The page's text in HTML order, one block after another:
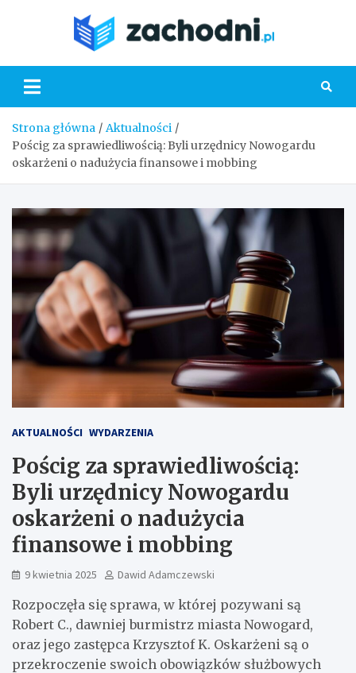
Strona główna
Aktualności
Pościg za sprawiedliwością: Byli urzędnicy Nowogardu
oskarżeni o nadużycia finansowe i mobbing
AKTUALNOŚCI WYDARZENIA
Pościg za sprawiedliwością:
Byli urzędnicy Nowogardu
oskarżeni o nadużycia
finansowe i mobbing
9 kwietnia 2025 Dawid Adamczewski
Rozpoczęła się sprawa, w której pozywani są
Robert C., dawniej burmistrz miasta Nowogard,
oraz jego zastępca Krzysztof K. Oskarżeni są o
przekroczenie swoich obowiązków służbowych